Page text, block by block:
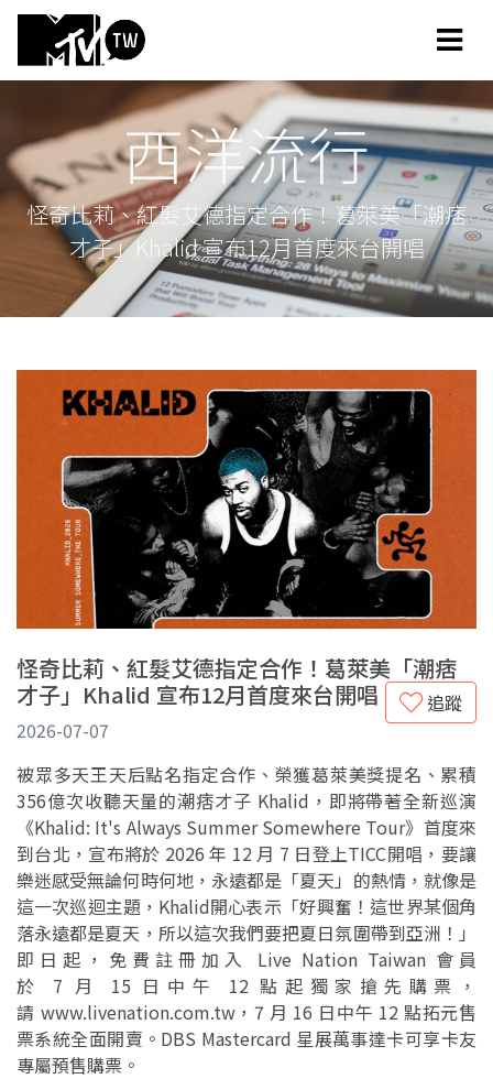
西洋流行
怪奇比莉、紅髮艾德指定合作！葛萊美「潮痞
才子」Khalid 宣布12月首度來台開唱
怪奇比莉、紅髮艾德指定合作！葛萊美「潮痞
才子」Khalid 宣布12月首度來台開唱
追蹤
2026-07-07
被眾多天王天后點名指定合作、榮獲葛萊美獎提名、累積
356億次收聽天量的潮痞才子 Khalid，即將帶著全新巡演
《Khalid: It's Always Summer Somewhere Tour》首度來
到台北，宣布將於 2026 年 12 月 7 日登上TICC開唱，要讓
樂迷感受無論何時何地，永遠都是「夏天」的熱情，就像是
這一次巡迴主題，Khalid開心表示「好興奮！這世界某個角
落永遠都是夏天，所以這次我們要把夏日氛圍帶到亞洲！」
即日起，免費註冊加入 Live Nation Taiwan 會員
於 7 月 15 日中午 12 點起獨家搶先購票，
請 www.livenation.com.tw，7 月 16 日中午 12 點拓元售
票系統全面開賣。DBS Mastercard 星展萬事達卡可享卡友
專屬預售購票。